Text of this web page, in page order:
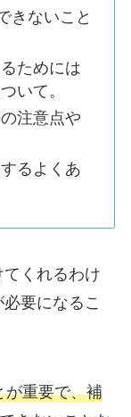
きないこと
ためには
いて。
注意点や
るよくあ
くれるわけ
要になるこ
が重要で、補